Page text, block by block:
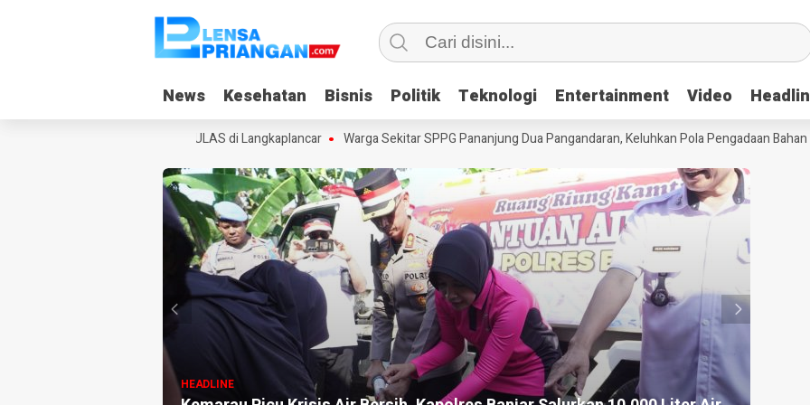
News Kesehatan Bisnis Politik Teknologi Entertainment Video
News Kesehatan Bisnis Politik Teknologi Entertainment Video
Luncurkan Program ULAS di Langkaplancar Warga Sekitar SPPG Pananjung Dua Pangandaran, Keluhkan Pola Pengadaan Bahan
HEADLINE